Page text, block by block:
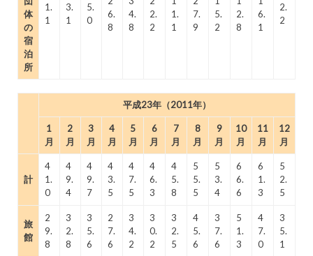
体
の
宿
泊
所
1.
1
3.
1
5.
0
6.
8
4.
8
2.
2
1.
1
7.
9
5.
2
2.
8
6.
1
2.
2
平成23年（2011年）
1
月
2
月
3
月
4
月
5
月
6
月
7
月
8
月
9
月
10
月
11
月
12
月
計
4
1.
0
4
9.
4
4
9.
7
4
3.
5
4
7.
5
4
6.
3
4
5.
8
5
5.
5
5
3.
4
6
6.
6
6
1.
3
5
2.
5
旅
館
2
9.
8
3
2.
8
3
5.
6
2
7.
6
3
4.
2
3
0.
2
3
2.
5
4
5.
6
3
7.
6
5
1.
3
4
7.
0
3
5.
1